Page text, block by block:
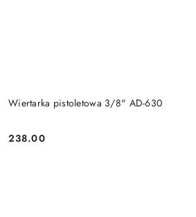
Wiertarka pistoletowa 3/8" AD-630
Cena:
238.00